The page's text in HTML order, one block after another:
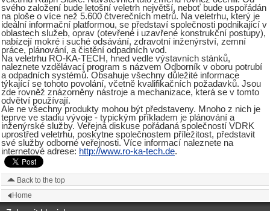
svého založení bude letošní veletrh největší, neboť bude uspořádán
na ploše o více než 5.600 čtverečních metrů. Na veletrhu, který je
ideální informační platformou, se představí společnosti podnikající v
oblastech služeb, oprav (otevřené i uzavřené konstrukční postupy),
nabízejí mokré i suché odsávání, zdravotní inženýrství, zemní
práce, plánování, a čistění odpadních vod.
Na veletrhu RO-KA-TECH, hned vedle výstavních stánků,
naleznete vzdělávací program s názvem Odborník v oboru potrubí
a odpadních systémů. Obsahuje všechny důležité informace
týkající se tohoto povolání, včetně kvalifikačních požadavků. Jsou
zde rovněž znázorněny nástroje a mechanizace, která se v tomto
odvětví používají.
Ale ne všechny produkty mohou být představeny. Mnoho z nich je
teprve ve stadiu vývoje - typickým příkladem je plánování a
inženýrské služby. Veřejná diskuse pořádaná společností VDRK
uprostřed veletrhu, poskytne společnostem příležitost, představit
své služby odborné veřejnosti. Více informací naleznete na
internetové adrese: http://www.ro-ka-tech.de.
Back to the top
Home